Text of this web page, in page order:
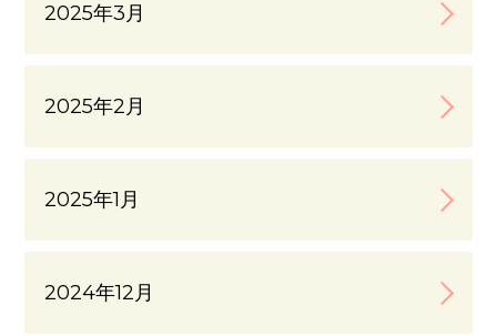
2025年3月
2025年2月
2025年1月
2024年12月